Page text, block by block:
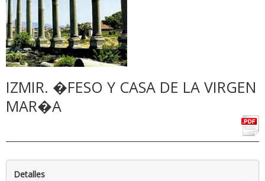
IZMIR. �FESO Y CASA DE LA VIRGEN
MAR�A
Detalles